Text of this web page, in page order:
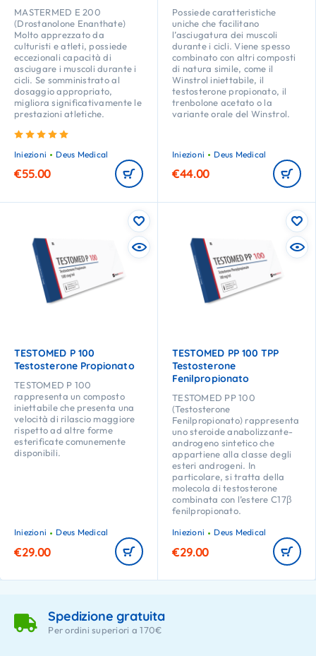
MASTERMED E 200
(Drostanolone Enanthate)
Molto apprezzato da
culturisti e atleti, possiede
eccezionali capacità di
asciugare i muscoli durante i
cicli. Se somministrato al
dosaggio appropriato,
migliora significativamente le
prestazioni atletiche.
Iniezioni
Deus Medical
€55.00
Possiede caratteristiche
uniche che facilitano
l’asciugatura dei muscoli
durante i cicli. Viene spesso
combinato con altri composti
di natura simile, come il
Winstrol iniettabile, il
testosterone propionato, il
trenbolone acetato o la
variante orale del Winstrol.
Iniezioni Deus Medical
€44.00
TESTOMED P 100
Testosterone Propionato
TESTOMED P 100
rappresenta un composto
iniettabile che presenta una
velocità di rilascio maggiore
rispetto ad altre forme
esterificate comunemente
disponibili.
Iniezioni Deus Medical
€29.00
TESTOMED PP 100 TPP
Testosterone
Fenilpropionato
TESTOMED PP 100
(Testosterone
Fenilpropionato) rappresenta
uno steroide anabolizzante-
androgeno sintetico che
appartiene alla classe degli
esteri androgeni. In
particolare, si tratta della
molecola di testosterone
combinata con l’estere C17β
fenilpropionato.
Iniezioni Deus Medical
€29.00
Spedizione gratuita
Per ordini superiori a 170€